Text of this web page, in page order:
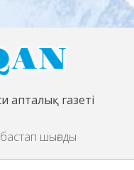
апталық газеті
шығады